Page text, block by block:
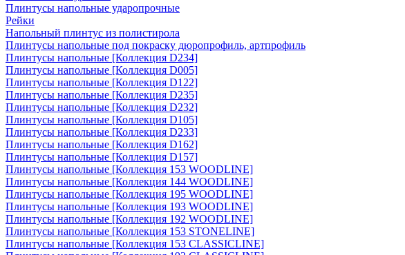
Плинтусы напольные ударопрочные
Рейки
Напольный плинтус из полистирола
Плинтусы напольные под покраску дюропрофиль, артпрофиль
Плинтусы напольные [Коллекция D234]
Плинтусы напольные [Коллекция D005]
Плинтусы напольные [Коллекция D122]
Плинтусы напольные [Коллекция D235]
Плинтусы напольные [Коллекция D232]
Плинтусы напольные [Коллекция D105]
Плинтусы напольные [Коллекция D233]
Плинтусы напольные [Коллекция D162]
Плинтусы напольные [Коллекция D157]
Плинтусы напольные [Коллекция 153 WOODLINE]
Плинтусы напольные [Коллекция 144 WOODLINE]
Плинтусы напольные [Коллекция 195 WOODLINE]
Плинтусы напольные [Коллекция 193 WOODLINE]
Плинтусы напольные [Коллекция 192 WOODLINE]
Плинтусы напольные [Коллекция 153 STONELINE]
Плинтусы напольные [Коллекция 153 CLASSICLINE]